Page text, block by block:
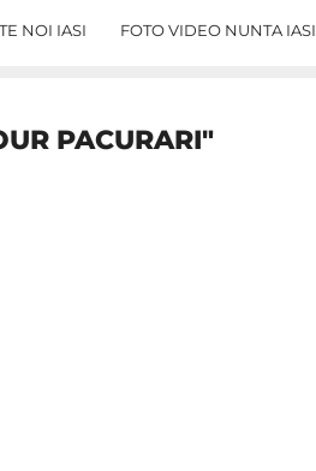
NOI IASI FOTO VIDEO NUNTA IASI
PACURARI"